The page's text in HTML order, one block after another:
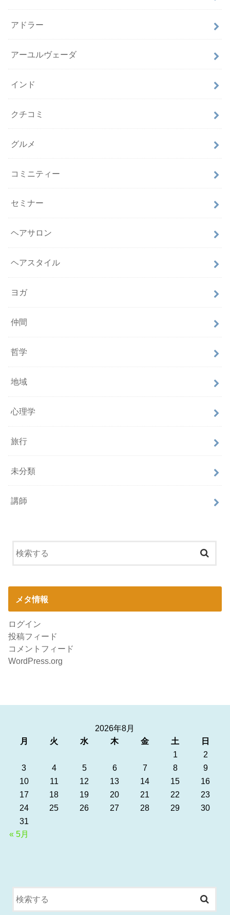
アドラー
アーユルヴェーダ
インド
クチコミ
グルメ
コミニティー
セミナー
ヘアサロン
ヘアスタイル
ヨガ
仲間
哲学
地域
心理学
旅行
未分類
講師
メタ情報
ログイン
投稿フィード
コメントフィード
WordPress.org
2026年8月
月
火 水 木 金 土
日
1
2
3
4 5 6 7 8
9
10
11 12 13 14 15
16
17
18 19 20 21 22
23
24
25 26 27 28 29
30
31
« 5月